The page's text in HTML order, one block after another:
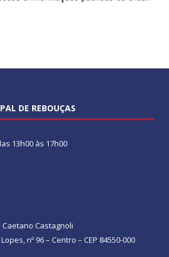
DE REBOUÇAS
13h00 às 17h00
Castagnoli
nº 96 – Centro – CEP 84550-000